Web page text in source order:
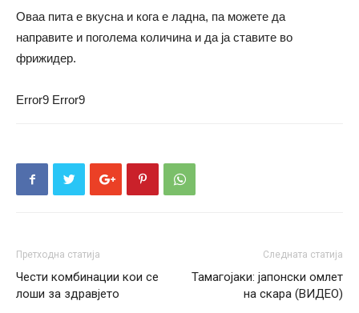
Оваа пита е вкусна и кога е ладна, па можете да
направите и поголема количина и да ја ставите во
фрижидер.
Error9 Error9
Претходна статија
Чести комбинации кои се
лоши за здравјето
Следната статија
Тамагојаки: јапонски омлет
на скара (ВИДЕО)